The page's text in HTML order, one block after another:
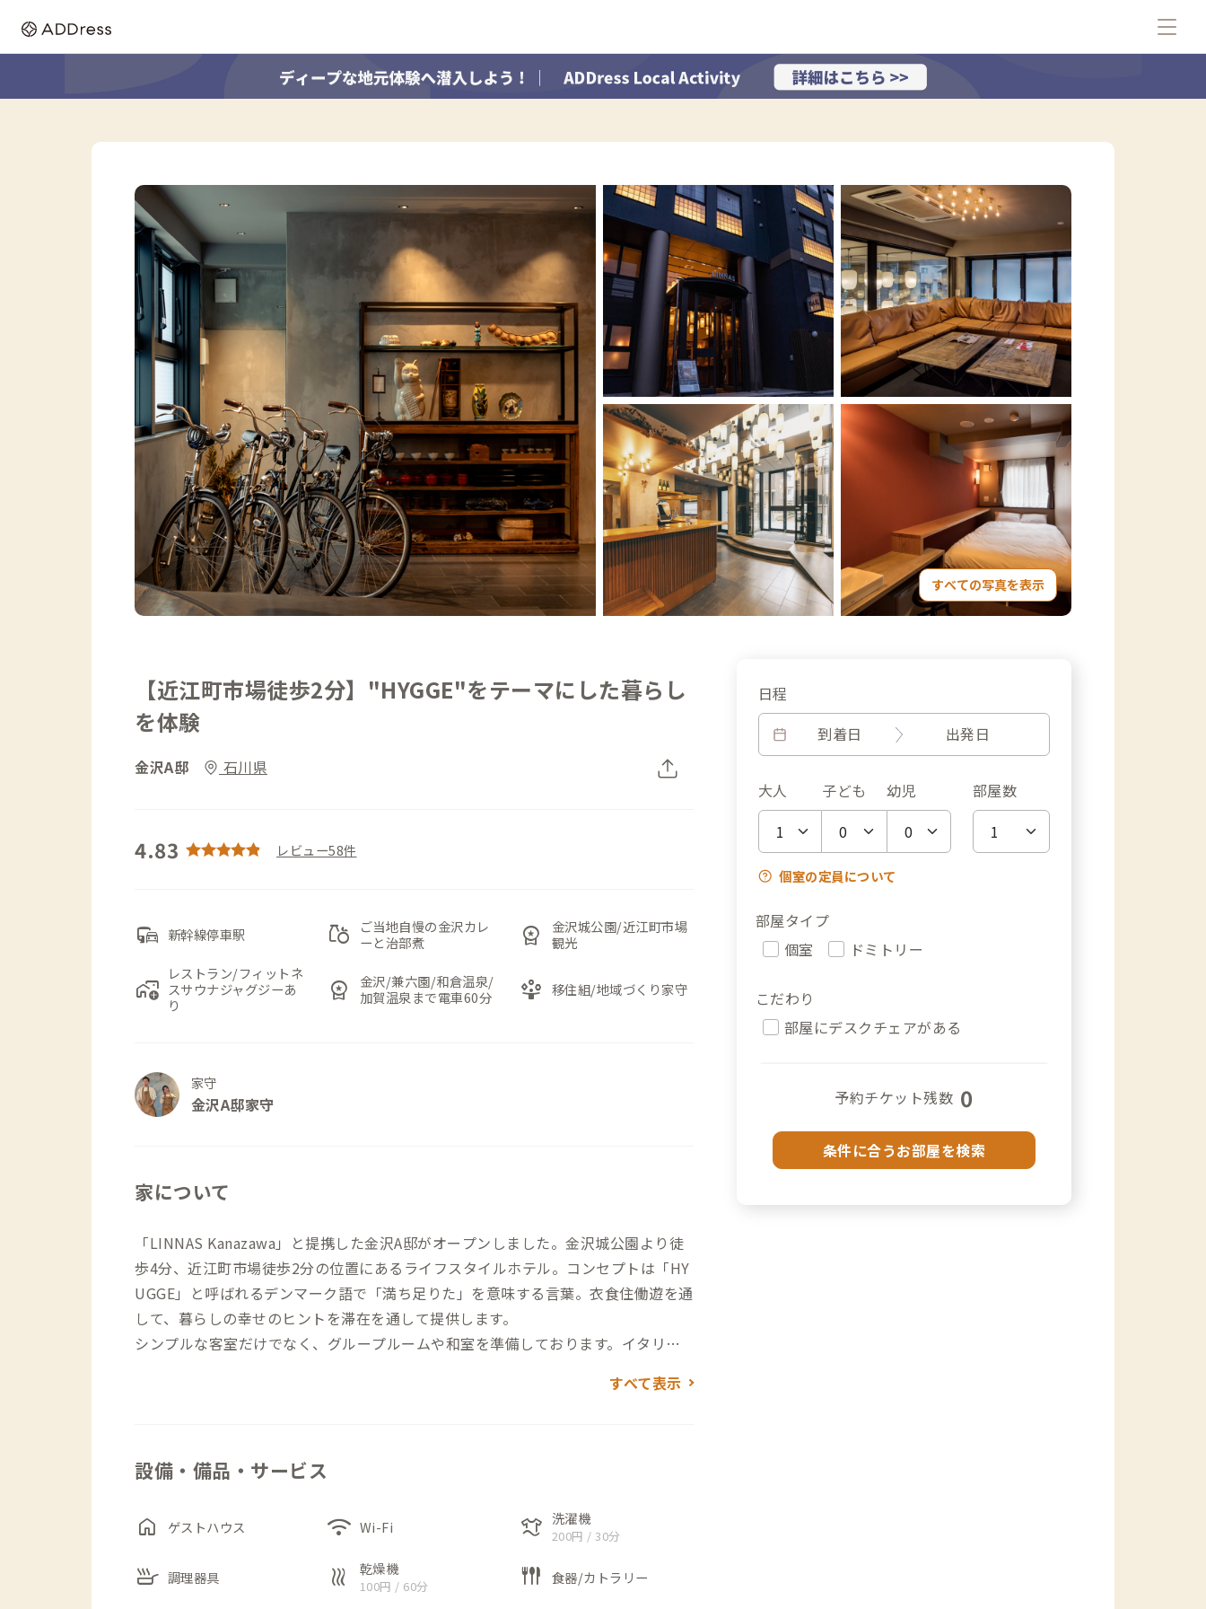
すべての写真を表示
【近江町市場徒歩2分】"HYGGE"をテーマにした暮らし
を体験
金沢A邸 石川県
4.83 レビュー58件
commute 新幹線停車駅 grocery
ご当地自慢の金沢カレ
ーと治部煮
workspace_premium
金沢城公園/近江町市場
観光
add_home_work
レストラン/フィットネ
スサウナジャグジーあ
り
workspace_premium
金沢/兼六園/和倉温泉/
加賀温泉まで電車60分
person_play 移住組/地域づくり家守
家守
金沢A邸家守
家について
「LINNAS Kanazawa」と提携した金沢A邸がオープンしました。金沢城公園より徒
歩4分、近江町市場徒歩2分の位置にあるライフスタイルホテル。コンセプトは「HY
UGGE」と呼ばれるデンマーク語で「満ち足りた」を意味する言葉。衣食住働遊を通
して、暮らしの幸せのヒントを滞在を通して提供します。
シンプルな客室だけでなく、グループルームや和室を準備しております。イタリア
た、プライベートサウナやジャグジーを有しており、これらを貸し切って利用する
すべて表示
設備・備品・サービス
home ゲストハウス wifi Wi-Fi laundry 洗濯機
200円 / 30分
skillet 調理器具 heat 乾燥機
100円 / 60分 flatware 食器/カトラリー
日程
到着日
出発日
大人 子ども 幼児 部屋数
個室の定員について
部屋タイプ
個室
ドミトリー
こだわり
部屋にデスクチェアがある
予約チケット残数 0
条件に合うお部屋を検索